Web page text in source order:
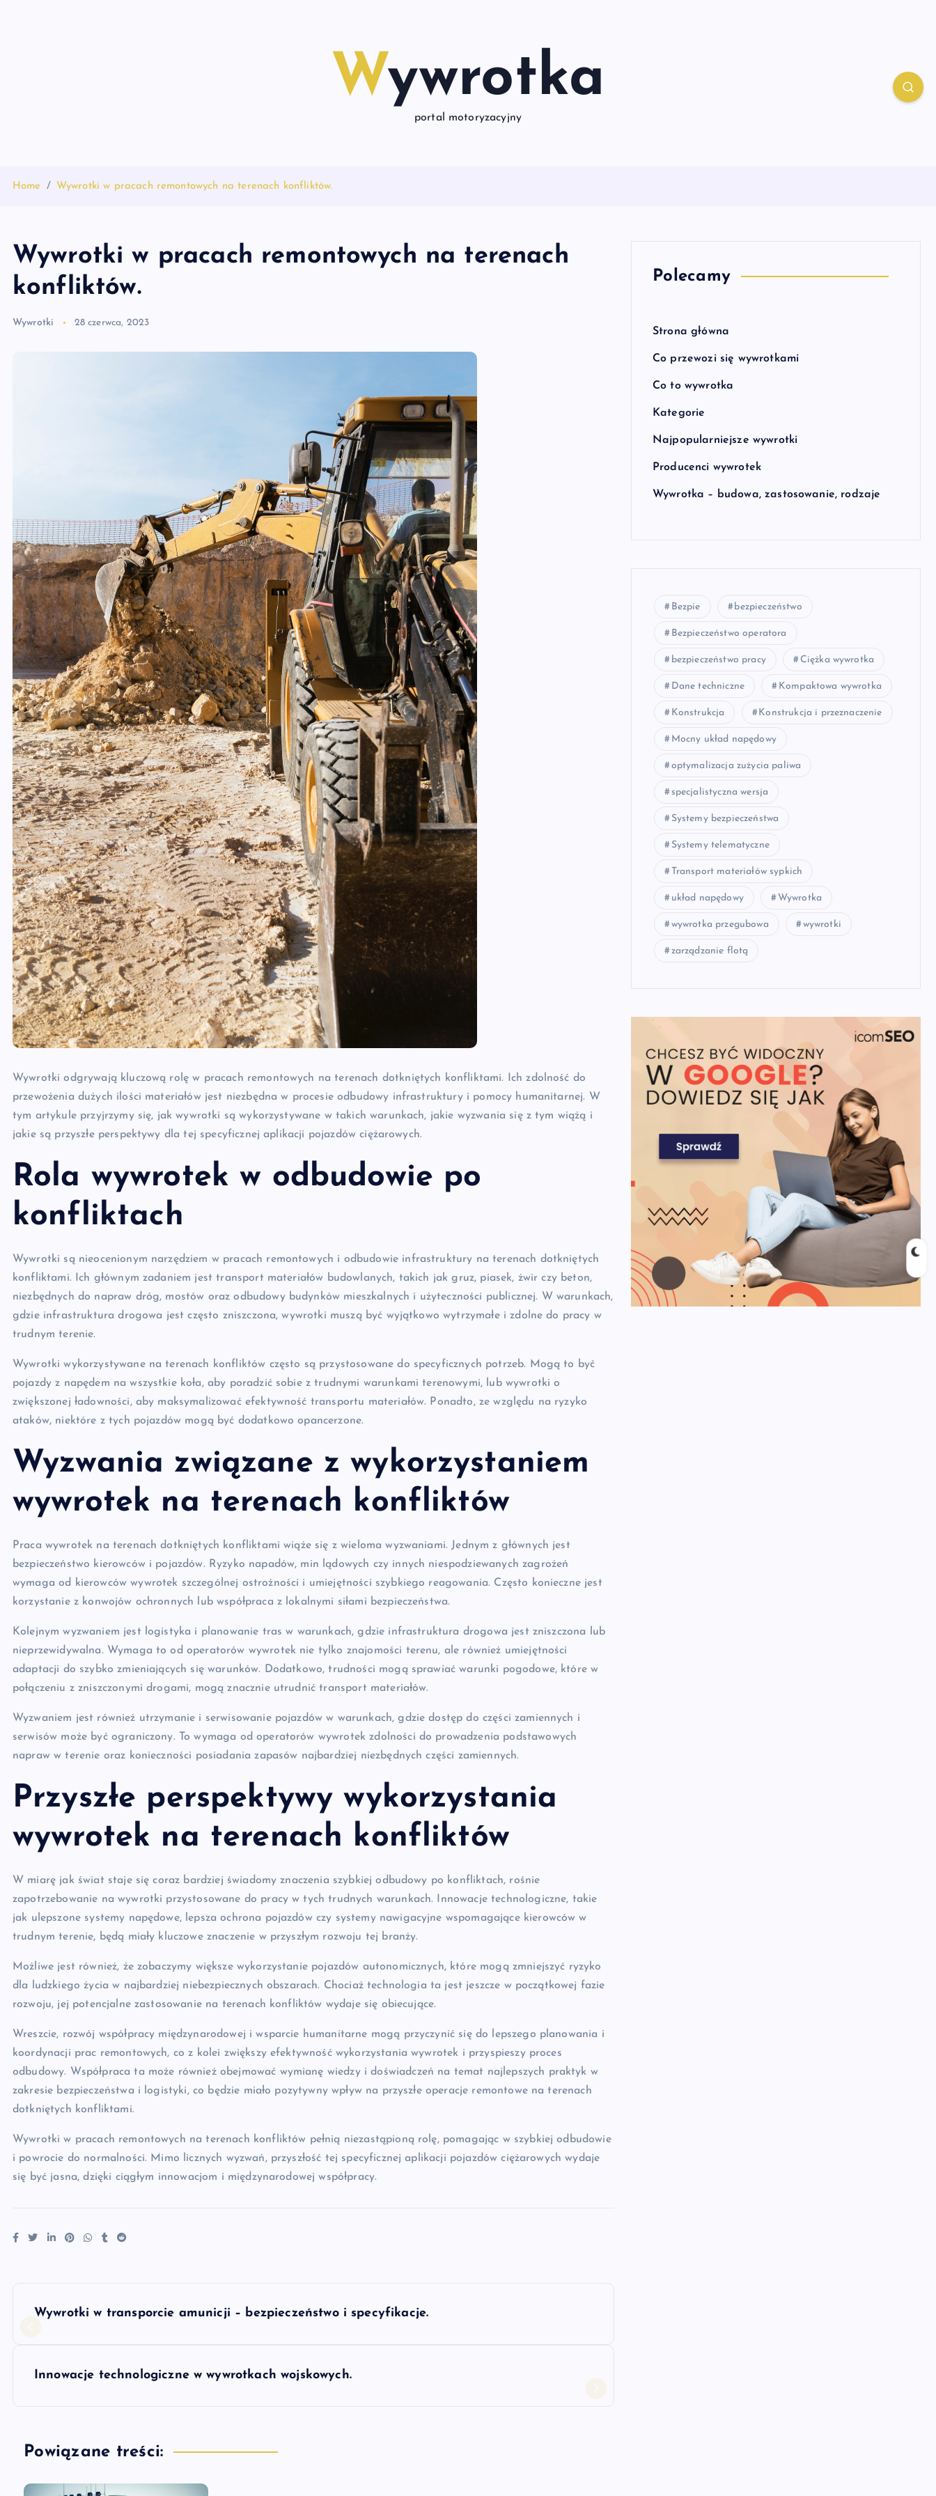
Wywrotka
portal motoryzacyjny
Home Wywrotki w pracach remontowych na terenach konfliktów.
Wywrotki w pracach remontowych na terenach
konfliktów.
Wywrotki 28 czerwca, 2023
Wywrotki odgrywają kluczową rolę w pracach remontowych na terenach dotkniętych konfliktami. Ich zdolność do
przewożenia dużych ilości materiałów jest niezbędna w procesie odbudowy infrastruktury i pomocy humanitarnej. W
tym artykule przyjrzymy się, jak wywrotki są wykorzystywane w takich warunkach, jakie wyzwania się z tym wiążą i
jakie są przyszłe perspektywy dla tej specyficznej aplikacji pojazdów ciężarowych.
Rola wywrotek w odbudowie po
konfliktach
Wywrotki są nieocenionym narzędziem w pracach remontowych i odbudowie infrastruktury na terenach dotkniętych
konfliktami. Ich głównym zadaniem jest transport materiałów budowlanych, takich jak gruz, piasek, żwir czy beton,
niezbędnych do napraw dróg, mostów oraz odbudowy budynków mieszkalnych i użyteczności publicznej. W warunkach,
gdzie infrastruktura drogowa jest często zniszczona, wywrotki muszą być wyjątkowo wytrzymałe i zdolne do pracy w
trudnym terenie.
Wywrotki wykorzystywane na terenach konfliktów często są przystosowane do specyficznych potrzeb. Mogą to być
pojazdy z napędem na wszystkie koła, aby poradzić sobie z trudnymi warunkami terenowymi, lub wywrotki o
zwiększonej ładowności, aby maksymalizować efektywność transportu materiałów. Ponadto, ze względu na ryzyko
ataków, niektóre z tych pojazdów mogą być dodatkowo opancerzone.
Wyzwania związane z wykorzystaniem
wywrotek na terenach konfliktów
Praca wywrotek na terenach dotkniętych konfliktami wiąże się z wieloma wyzwaniami. Jednym z głównych jest
bezpieczeństwo kierowców i pojazdów. Ryzyko napadów, min lądowych czy innych niespodziewanych zagrożeń
wymaga od kierowców wywrotek szczególnej ostrożności i umiejętności szybkiego reagowania. Często konieczne jest
korzystanie z konwojów ochronnych lub współpraca z lokalnymi siłami bezpieczeństwa.
Kolejnym wyzwaniem jest logistyka i planowanie tras w warunkach, gdzie infrastruktura drogowa jest zniszczona lub
nieprzewidywalna. Wymaga to od operatorów wywrotek nie tylko znajomości terenu, ale również umiejętności
adaptacji do szybko zmieniających się warunków. Dodatkowo, trudności mogą sprawiać warunki pogodowe, które w
połączeniu z zniszczonymi drogami, mogą znacznie utrudnić transport materiałów.
Wyzwaniem jest również utrzymanie i serwisowanie pojazdów w warunkach, gdzie dostęp do części zamiennych i
serwisów może być ograniczony. To wymaga od operatorów wywrotek zdolności do prowadzenia podstawowych
napraw w terenie oraz konieczności posiadania zapasów najbardziej niezbędnych części zamiennych.
Przyszłe perspektywy wykorzystania
wywrotek na terenach konfliktów
W miarę jak świat staje się coraz bardziej świadomy znaczenia szybkiej odbudowy po konfliktach, rośnie
zapotrzebowanie na wywrotki przystosowane do pracy w tych trudnych warunkach. Innowacje technologiczne, takie
jak ulepszone systemy napędowe, lepsza ochrona pojazdów czy systemy nawigacyjne wspomagające kierowców w
trudnym terenie, będą miały kluczowe znaczenie w przyszłym rozwoju tej branży.
Możliwe jest również, że zobaczymy większe wykorzystanie pojazdów autonomicznych, które mogą zmniejszyć ryzyko
dla ludzkiego życia w najbardziej niebezpiecznych obszarach. Chociaż technologia ta jest jeszcze w początkowej fazie
rozwoju, jej potencjalne zastosowanie na terenach konfliktów wydaje się obiecujące.
Wreszcie, rozwój współpracy międzynarodowej i wsparcie humanitarne mogą przyczynić się do lepszego planowania i
koordynacji prac remontowych, co z kolei zwiększy efektywność wykorzystania wywrotek i przyspieszy proces
odbudowy. Współpraca ta może również obejmować wymianę wiedzy i doświadczeń na temat najlepszych praktyk w
zakresie bezpieczeństwa i logistyki, co będzie miało pozytywny wpływ na przyszłe operacje remontowe na terenach
dotkniętych konfliktami.
Wywrotki w pracach remontowych na terenach konfliktów pełnią niezastąpioną rolę, pomagając w szybkiej odbudowie
i powrocie do normalności. Mimo licznych wyzwań, przyszłość tej specyficznej aplikacji pojazdów ciężarowych wydaje
się być jasna, dzięki ciągłym innowacjom i międzynarodowej współpracy.
N
g
Wywrotki w transporcie amunicji – bezpieczeństwo i specyfikacje.
Innowacje technologiczne w wywrotkach wojskowych.
Powiązane treści:
Polecamy
Strona główna
Co przewozi się wywrotkami
Co to wywrotka
Kategorie
Najpopularniejsze wywrotki
Producenci wywrotek
Wywrotka – budowa, zastosowanie, rodzaje
Bezpie bezpieczeństwo
Bezpieczeństwo operatora
bezpieczeństwo pracy Ciężka wywrotka
Dane techniczne Kompaktowa wywrotka
Konstrukcja Konstrukcja i przeznaczenie
Mocny układ napędowy
optymalizacja zużycia paliwa
specjalistyczna wersja
Systemy bezpieczeństwa
Systemy telematyczne
Transport materiałów sypkich
układ napędowy Wywrotka
wywrotka przegubowa wywrotki
zarządzanie flotą